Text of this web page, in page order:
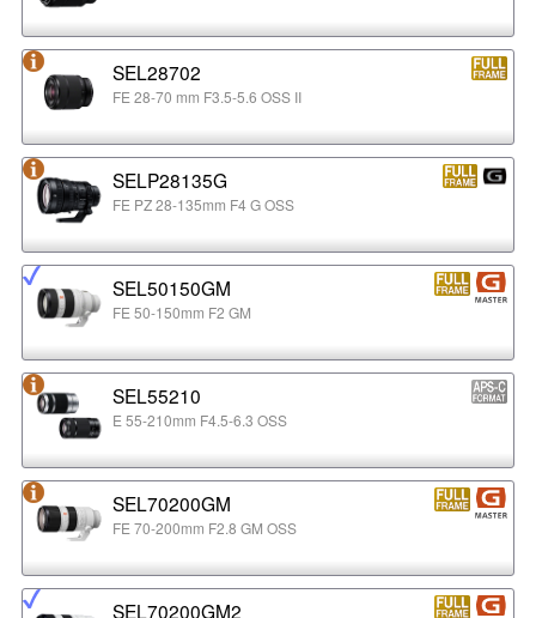
SEL28702
FE 28-70 mm F3.5-5.6 OSS II
SELP28135G
FE PZ 28-135mm F4 G OSS
SEL50150GM
FE 50-150mm F2 GM
SEL55210
E 55-210mm F4.5-6.3 OSS
SEL70200GM
FE 70-200mm F2.8 GM OSS
SEL70200GM2